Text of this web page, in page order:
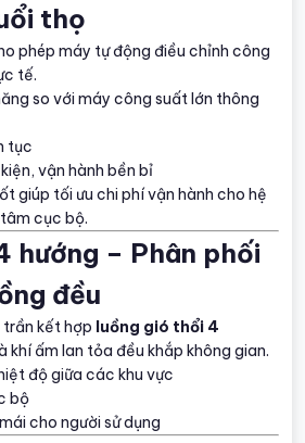
thọ
phép máy tự động điều chỉnh công
tế.
so với máy công suất lớn thông
tục
vận hành bền bỉ
giúp tối ưu chi phí vận hành cho hệ
cục bộ.
hướng – Phân phối
đều
kết hợp luồng gió thổi 4
khí ấm lan tỏa đều khắp không gian.
độ giữa các khu vực
bộ
cho người sử dụng